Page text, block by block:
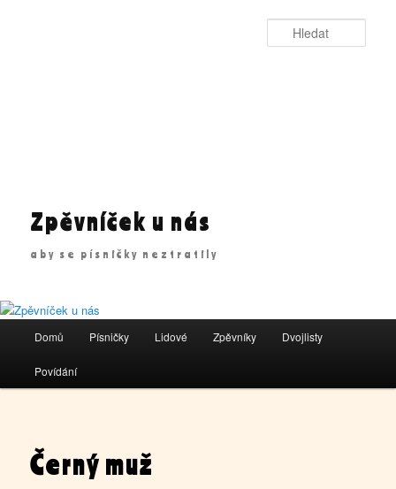
Zpěvníček u nás
aby se písničky neztratily
navigační
Domů Písničky Lidové Zpěvníky Dvojlisty
Povídání
Černý muž